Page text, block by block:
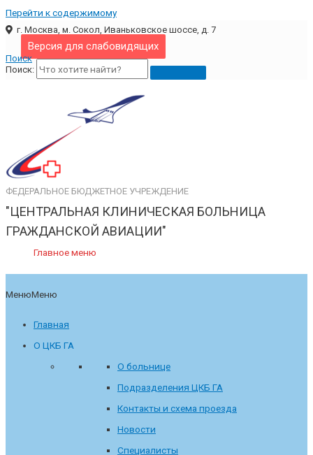
Перейти к содержимому
г. Москва, м. Сокол, Иваньковское шоссе, д. 7
Версия для слабовидящих
Поиск
Поиск:
ФЕДЕРАЛЬНОЕ БЮДЖЕТНОЕ УЧРЕЖДЕНИЕ
"ЦЕНТРАЛЬНАЯ КЛИНИЧЕСКАЯ БОЛЬНИЦА
ГРАЖДАНСКОЙ АВИАЦИИ"
Главное меню
МенюМеню
Главная
О ЦКБ ГА
О больнице
Подразделения ЦКБ ГА
Контакты и схема проезда
Новости
Специалисты